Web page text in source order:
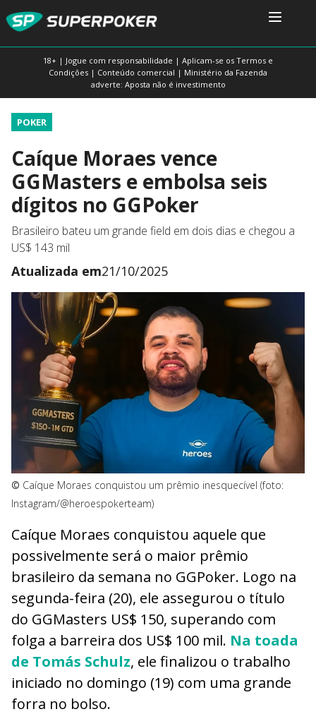
18+ | Jogue com responsabilidade | Aplicam-se os Termos e
Condições | Conteúdo comercial | Ministério da Fazenda
adverte: Aposta não é investimento
POKER
Caíque Moraes vence
GGMasters e embolsa seis
dígitos no GGPoker
Brasileiro bateu um grande field em dois dias e chegou a
US$ 143 mil
Atualizada em21/10/2025
© Caíque Moraes conquistou um prêmio inesquecível (foto:
Instagram/@heroespokerteam)
Caíque Moraes conquistou aquele que
possivelmente será o maior prêmio
brasileiro da semana no GGPoker. Logo na
segunda-feira (20), ele assegurou o título
do GGMasters US$ 150, superando com
folga a barreira dos US$ 100 mil. Na toada
de Tomás Schulz, ele finalizou o trabalho
iniciado no domingo (19) com uma grande
forra no bolso.